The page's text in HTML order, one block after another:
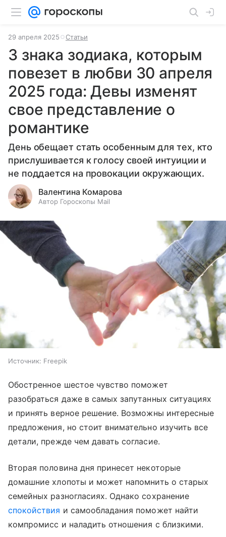
29 апреля 2025 Статьи
3 знака зодиака, которым
повезет в любви 30 апреля
2025 года: Девы изменят
свое представление о
романтике
День обещает стать особенным для тех, кто
прислушивается к голосу своей интуиции и
не поддается на провокации окружающих.
Валентина Комарова
Автор Гороскопы Mail
Источник: Freepik
Обостренное шестое чувство поможет
разобраться даже в самых запутанных ситуациях
и принять верное решение. Возможны интересные
предложения, но стоит внимательно изучить все
детали, прежде чем давать согласие.
Вторая половина дня принесет некоторые
домашние хлопоты и может напомнить о старых
семейных разногласиях. Однако сохранение
спокойствия и самообладания поможет найти
компромисс и наладить отношения с близкими.